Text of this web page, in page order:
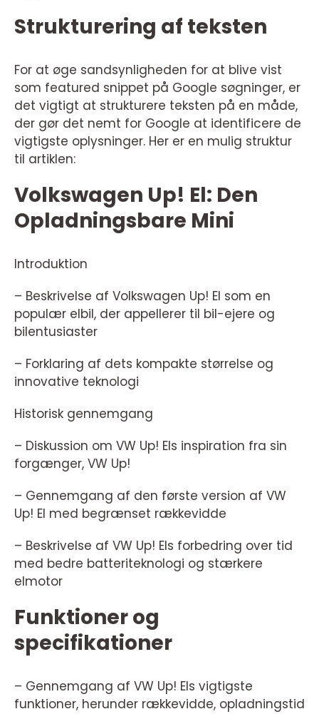
Strukturering af teksten
For at øge sandsynligheden for at blive vist
som featured snippet på Google søgninger, er
det vigtigt at strukturere teksten på en måde,
der gør det nemt for Google at identificere de
vigtigste oplysninger. Her er en mulig struktur
til artiklen:
Volkswagen Up! El: Den
Opladningsbare Mini
Introduktion
– Beskrivelse af Volkswagen Up! El som en
populær elbil, der appellerer til bil-ejere og
bilentusiaster
– Forklaring af dets kompakte størrelse og
innovative teknologi
Historisk gennemgang
– Diskussion om VW Up! Els inspiration fra sin
forgænger, VW Up!
– Gennemgang af den første version af VW
Up! El med begrænset rækkevidde
– Beskrivelse af VW Up! Els forbedring over tid
med bedre batteriteknologi og stærkere
elmotor
Funktioner og
specifikationer
– Gennemgang af VW Up! Els vigtigste
funktioner, herunder rækkevidde, opladningstid